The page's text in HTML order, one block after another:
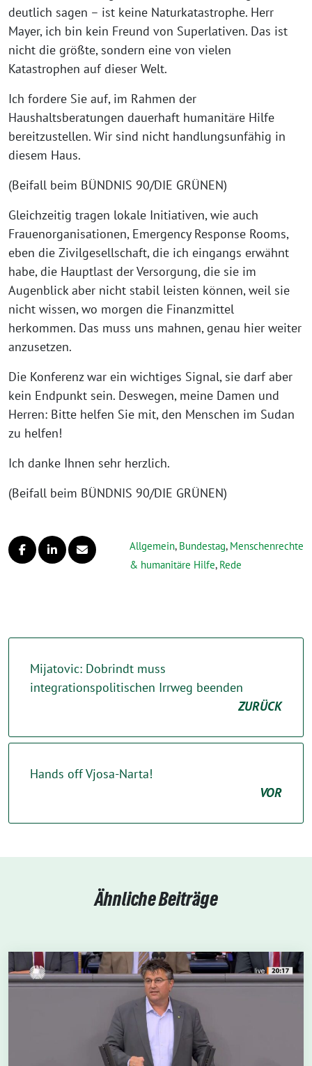
deutlich sagen – ist keine Naturkatastrophe. Herr
Mayer, ich bin kein Freund von Superlativen. Das ist
nicht die größte, sondern eine von vielen
Katastrophen auf dieser Welt.
Ich fordere Sie auf, im Rahmen der
Haushaltsberatungen dauerhaft humanitäre Hilfe
bereitzustellen. Wir sind nicht handlungsunfähig in
diesem Haus.
(Beifall beim BÜNDNIS 90/DIE GRÜNEN)
Gleichzeitig tragen lokale Initiativen, wie auch
Frauenorganisationen, Emergency Response Rooms,
eben die Zivilgesellschaft, die ich eingangs erwähnt
habe, die Hauptlast der Versorgung, die sie im
Augenblick aber nicht stabil leisten können, weil sie
nicht wissen, wo morgen die Finanzmittel
herkommen. Das muss uns mahnen, genau hier weiter
anzusetzen.
Die Konferenz war ein wichtiges Signal, sie darf aber
kein Endpunkt sein. Deswegen, meine Damen und
Herren: Bitte helfen Sie mit, den Menschen im Sudan
zu helfen!
Ich danke Ihnen sehr herzlich.
(Beifall beim BÜNDNIS 90/DIE GRÜNEN)
Allgemein, Bundestag, Menschenrechte
& humanitäre Hilfe, Rede
Mijatovic: Dobrindt muss
integrationspolitischen Irrweg beenden
ZURÜCK
Hands off Vjosa-Narta!
VOR
Ähnliche Beiträge